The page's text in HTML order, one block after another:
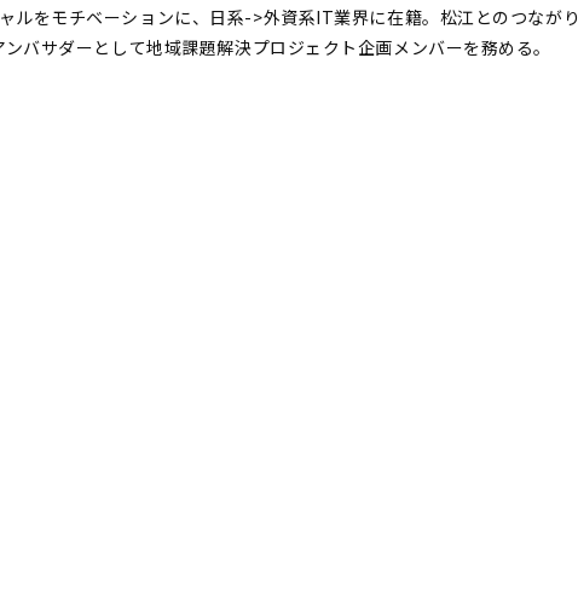
ルをモチベーションに、日系->外資系IT業界に在籍。松江とのつながり
バサダーとして地域課題解決プロジェクト企画メンバーを務める。